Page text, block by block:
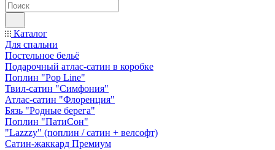
Каталог
Для спальни
Постельное бельё
Подарочный атлас-сатин в коробке
Поплин "Pop Line"
Твил-сатин "Симфония"
Атлас-сатин "Флоренция"
Бязь "Родные берега"
Поплин "ПатиСон"
"Lazzzy" (поплин / сатин + велсофт)
Сатин-жаккард Премиум